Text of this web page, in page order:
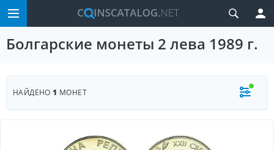
Болгарские монеты 2 лева 1989 г.
НАЙДЕНО1 МОНЕТ